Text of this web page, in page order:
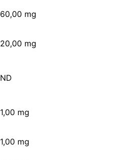
60,00 mg
20,00 mg
ND
1,00 mg
1,00 mg